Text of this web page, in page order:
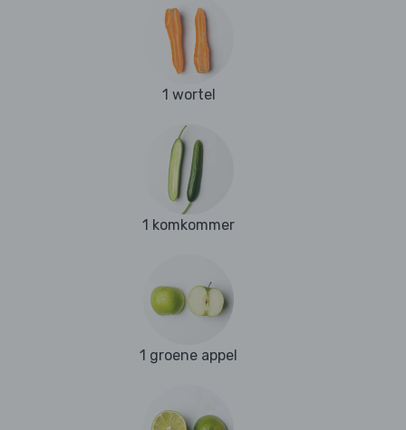
1 wortel
1 komkommer
1 groene appel